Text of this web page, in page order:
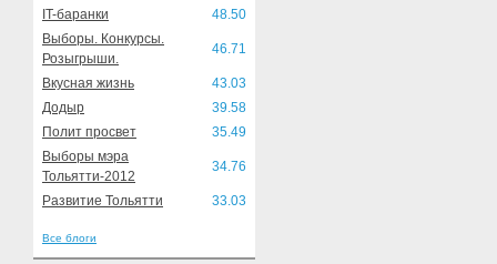
IT-баранки
48.50
Выборы. Конкурсы.
Розыгрыши.
46.71
Вкусная жизнь
43.03
Додыр
39.58
Полит просвет
35.49
Выборы мэра
Тольятти-2012
34.76
Развитие Тольятти 33.03
Все блоги